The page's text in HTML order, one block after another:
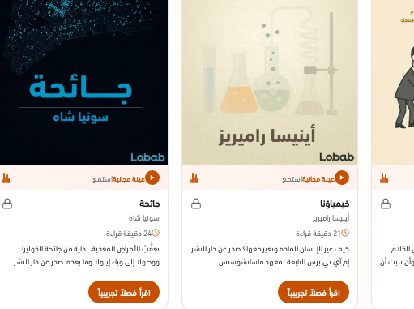
تثبت أن
عينة مجانيةاستمع
خيمياؤنا
أينيسا راميريز
21 دقيقة قراءة
كيف غير الإنسان المادة وتغير معها؟ صدر عن دار النشر
إم آي تي برس التابعة لمعهد ماساتشوستس
اقرأ فصلاً تجريبياً
عينة مجانيةاستمع
جائحة
سونيا شاه |
24 دقيقة قراءة
تعقُّبُ الأمراضِ المعدية، بداية من جائحة الكوليرا
ووصولا إلى وباء إيبولا وما بعده. صدر عن دار النشر
اقرأ فصلاً تجريبياً